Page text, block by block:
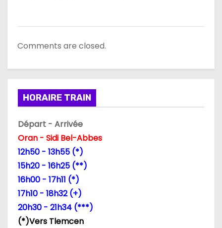
Comments are closed.
HORAIRE TRAIN
Départ - Arrivée
Oran - Sidi Bel-Abbes
12h50 - 13h55 (*)
15h20 - 16h25 (**)
16h00 - 17h11 (*)
17h10 - 18h32 (+)
20h30 - 21h34 (***)
(*)Vers Tlemcen